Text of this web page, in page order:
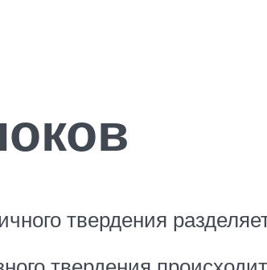
твердения